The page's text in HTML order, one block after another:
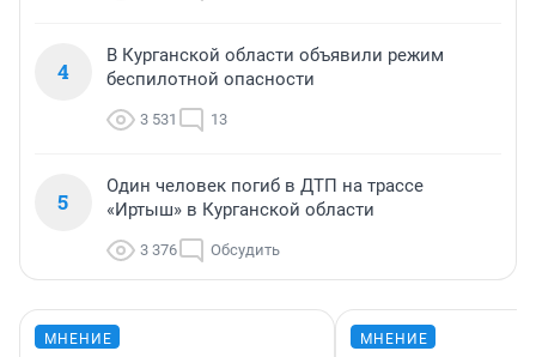
4
В Курганской области объявили режим
беспилотной опасности
3 531 13
5
Один человек погиб в ДТП на трассе
«Иртыш» в Курганской области
3 376 Обсудить
МНЕНИЕ МНЕНИЕ